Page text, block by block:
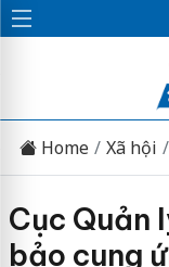
Home Xã hội
Cục Quản
bảo cung